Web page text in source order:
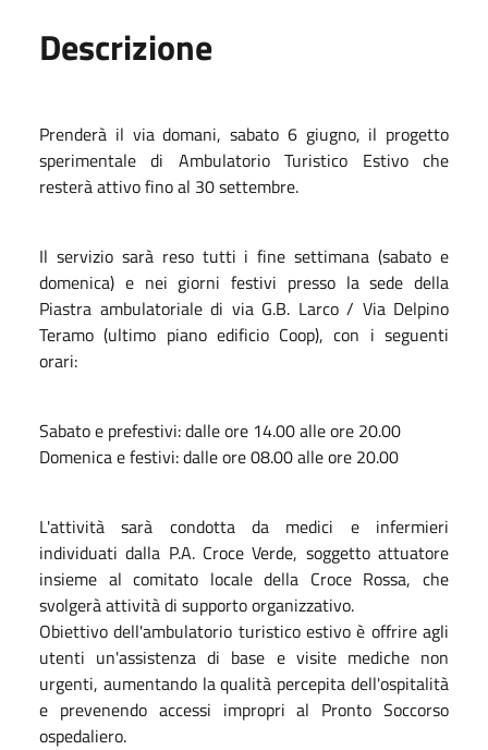
Descrizione
Prenderà il via domani, sabato 6 giugno, il progetto
sperimentale di Ambulatorio Turistico Estivo che
resterà attivo fino al 30 settembre.
Il servizio sarà reso tutti i fine settimana (sabato e
domenica) e nei giorni festivi presso la sede della
Piastra ambulatoriale di via G.B. Larco / Via Delpino
Teramo (ultimo piano edificio Coop), con i seguenti
orari:
Sabato e prefestivi: dalle ore 14.00 alle ore 20.00
Domenica e festivi: dalle ore 08.00 alle ore 20.00
L'attività sarà condotta da medici e infermieri
individuati dalla P.A. Croce Verde, soggetto attuatore
insieme al comitato locale della Croce Rossa, che
svolgerà attività di supporto organizzativo.
Obiettivo dell'ambulatorio turistico estivo è offrire agli
utenti un'assistenza di base e visite mediche non
urgenti, aumentando la qualità percepita dell'ospitalità
e prevenendo accessi impropri al Pronto Soccorso
ospedaliero.